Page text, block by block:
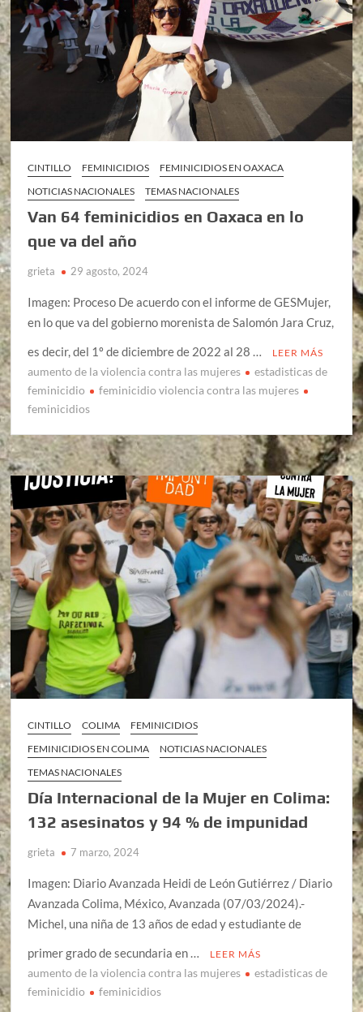
CINTILLO FEMINICIDIOS
FEMINICIDIOS EN OAXACA
NOTICIAS NACIONALES
TEMAS NACIONALES
Van 64 feminicidios en Oaxaca en lo
que va del año
grieta 29 agosto, 2024
Imagen: Proceso De acuerdo con el informe de GESMujer,
en lo que va del gobierno morenista de Salomón Jara Cruz,
es decir, del 1º de diciembre de 2022 al 28 …
LEER MÁS
aumento de la violencia contra las mujeres
estadisticas de
feminicidio
feminicidio violencia contra las mujeres
feminicidios
CINTILLO COLIMA
FEMINICIDIOS
FEMINICIDIOS EN COLIMA
NOTICIAS NACIONALES
TEMAS NACIONALES
Día Internacional de la Mujer en Colima:
132 asesinatos y 94 % de impunidad
grieta 7 marzo, 2024
Imagen: Diario Avanzada Heidi de León Gutiérrez / Diario
Avanzada Colima, México, Avanzada (07/03/2024).-
Michel, una niña de 13 años de edad y estudiante de
primer grado de secundaria en …
LEER MÁS
aumento de la violencia contra las mujeres
estadisticas de
feminicidio
feminicidios